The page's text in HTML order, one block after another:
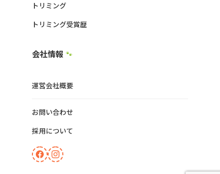
トリミング
トリミング受賞歴
会社情報 🐾
運営会社概要
お問い合わせ
採用について